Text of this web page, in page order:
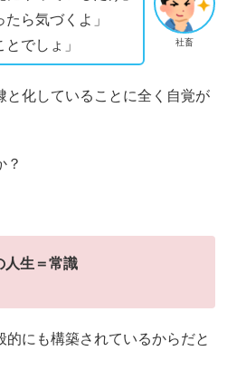
社畜
ら気づくよ」
でしょ」
と化していることに全く自覚が
？
人生＝常識
にも構築されているからだと